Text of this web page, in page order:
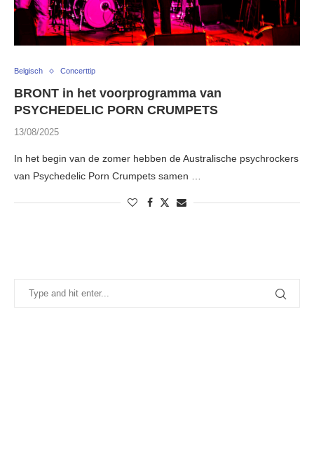
Belgisch Concerttip
BRONT in het voorprogramma van
PSYCHEDELIC PORN CRUMPETS
13/08/2025
In het begin van de zomer hebben de Australische psychrockers
van Psychedelic Porn Crumpets samen …